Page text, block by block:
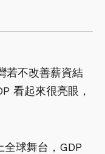
若不改善薪資結
看起來很亮眼，
球舞台，GDP